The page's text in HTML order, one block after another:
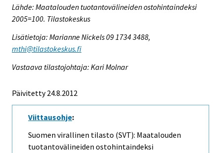
Lähde: Maatalouden tuotantovälineiden ostohintaindeksi
2005=100. Tilastokeskus
Lisätietoja: Marianne Nickels 09 1734 3488,
mthi@tilastokeskus.fi
Vastaava tilastojohtaja: Kari Molnar
Päivitetty 24.8.2012
Viittausohje:
Suomen virallinen tilasto (SVT): Maatalouden
tuotantovälineiden ostohintaindeksi